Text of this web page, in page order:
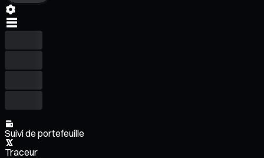
Suivi de portefeuille
Traceur